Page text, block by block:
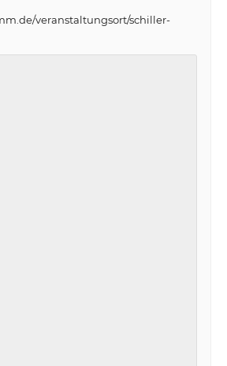
veranstaltungsort/schiller-